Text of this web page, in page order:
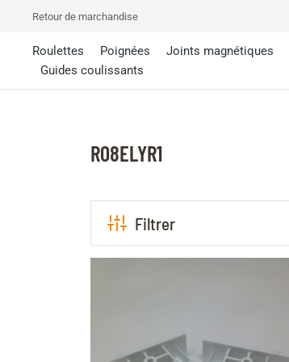
Retour de marchandise
Roulettes Poignées Joints magnétiques
Guides coulissants
R08ELYR1
Filtrer